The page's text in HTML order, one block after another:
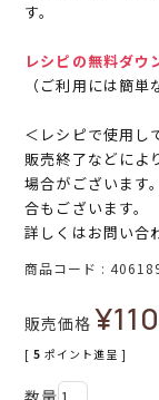
す。
レシピの無料ダ
（ご利用には簡単
＜レシピで使用し
販売終了などによ
場合がございます
合もございます。
詳しくはお問い合
商品コード
販売価格 ¥
[ 5 ポイント進呈 ]